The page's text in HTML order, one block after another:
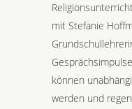
mit Stefanie
können
werden und